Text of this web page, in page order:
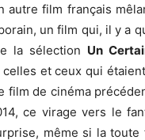
autre film français
un film qui, il y a
la sélection Un
celles et ceux qui
film de cinéma
ce virage vers le
même si la